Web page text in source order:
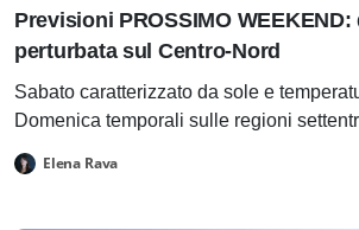
Previsioni PROSSIMO
perturbata sul Centro-Nord
Sabato caratterizzato da sole e
Domenica temporali sulle regioni
Elena Rava